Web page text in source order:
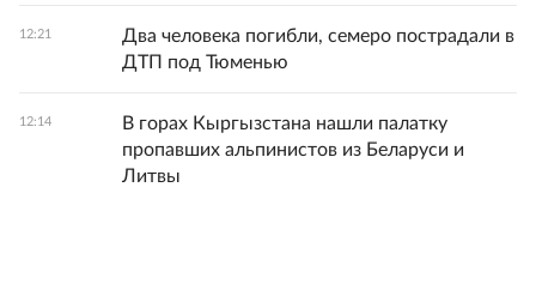
12:21
Два человека погибли, семеро пострадали в
ДТП под Тюменью
12:14
В горах Кыргызстана нашли палатку
пропавших альпинистов из Беларуси и
Литвы